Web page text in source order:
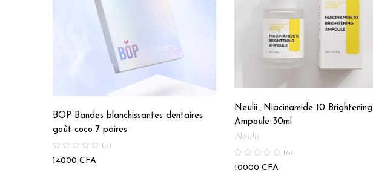
BOP Bandes blanchissantes dentaires
goût coco 7 paires
(0)
14000 CFA
Neulii_Niacinamide 10 Brightening
Ampoule 30ml
Neulii
(0)
10000 CFA